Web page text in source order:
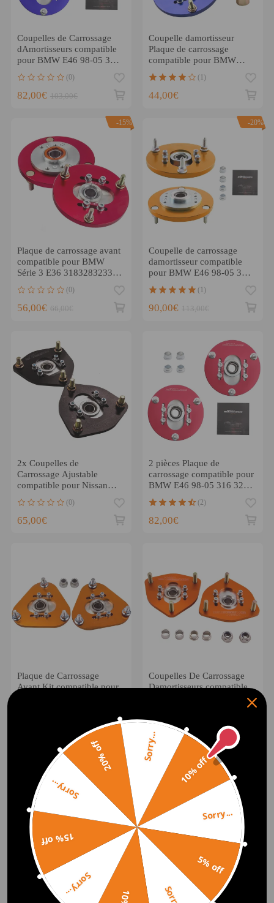
Coupelles de Carrossage
dAmortisseurs compatible
pour BMW E46 98-05 320
323 325 328 M3 Neuf
(0)
82,00€ 103,00€
Coupelle damortisseur
Plaque de carrossage
compatible pour BMW
Série 3 E36 316 318 328
323 325 M3
(1)
44,00€
-15%
Plaque de carrossage avant
compatible pour BMW
Série 3 E36 318328323325
M3 Motorsport Mount Red
(0)
56,00€ 66,00€
-20%
Coupelle de carrossage
damortisseur compatible
pour BMW E46 98-05 316
320 323 325 328 M3
(1)
90,00€ 113,00€
2x Coupelles de
Carrossage Ajustable
compatible pour Nissan
S13 S14 180SX 200SX
AVANT NEUF
(0)
65,00€
2 pièces Plaque de
carrossage compatible pour
BMW E46 98-05 316 320
323 328 M3
(2)
82,00€
Plaque de Carrossage
Avant Kit compatible pour
Coupelles De Carrossage
Damortisseurs compatible
65,00€
Compatible pour Nissan
Fairlady 350Z Z33,
Plaques de carrossage
avant compatible pour
10% off
Sorry...
5% off
Sorry...
15% off
Sorry...
20% off Sorry...